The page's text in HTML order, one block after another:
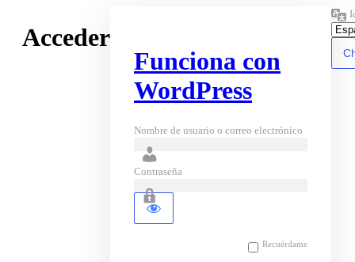
Acceder
Funciona con
WordPress
Nombre de usuario o correo electrónico
Contraseña
Recuérdame